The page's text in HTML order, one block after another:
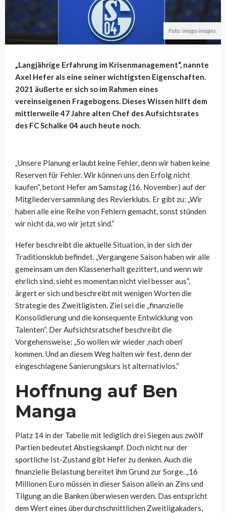
Foto: imago images
„Langjährige Erfahrung im Krisenmanagement“, nannte
Axel Hefer als eine seiner wichtigsten Eigenschaften.
2021 äußerte er sich so im Rahmen eines
vereinseigenen Fragebogens. Dieses Wissen hilft dem
mittlerweile 47 Jahre alten Chef des Aufsichtsrates
des FC Schalke 04 auch heute noch.
„Unsere Planung erlaubt keine Fehler, denn wir haben keine
Reserven für Fehler. Wir können uns den Erfolg nicht
kaufen“, betont Hefer am Samstag (16. November) auf der
Mitgliederversammlung des Revierklubs. Er gibt zu: „Wir
haben alle eine Reihe von Fehlern gemacht, sonst stünden
wir nicht da, wo wir jetzt sind.“
Hefer beschreibt die aktuelle Situation, in der sich der
Traditionsklub befindet. „Vergangene Saison haben wir alle
gemeinsam um den Klassenerhalt gezittert, und wenn wir
ehrlich sind, sieht es momentan nicht viel besser aus“,
ärgert er sich und beschreibt mit wenigen Worten die
Strategie des Zweitligisten. Ziel sei die „finanzielle
Konsolidierung und die konsequente Entwicklung von
Talenten“. Der Aufsichtsratschef beschreibt die
Vorgehensweise: „So wollen wir wieder ‚nach oben‘
kommen. Und an diesem Weg halten wir fest, denn der
eingeschlagene Sanierungskurs ist alternativlos.“
Hoffnung auf Ben
Manga
Platz 14 in der Tabelle mit lediglich drei Siegen aus zwölf
Partien bedeutet Abstiegskampf. Doch nicht nur der
sportliche Ist-Zustand gibt Hefer zu denken. Auch die
finanzielle Belastung bereitet ihm Grund zur Sorge. „16
Millionen Euro müssen in dieser Saison allein an Zins und
Tilgung an die Banken überwiesen werden. Das entspricht
dem Wert eines überdurchschnittlichen Zweitligakaders,